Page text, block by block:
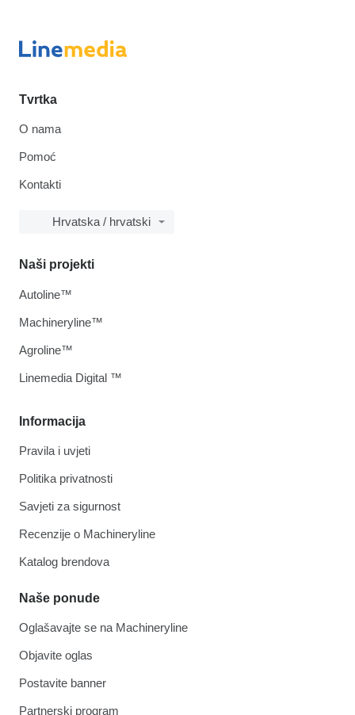
Tvrtka
O nama
Pomoć
Kontakti
Hrvatska / hrvatski
Informacija
Pravila i uvjeti
Politika privatnosti
Savjeti za sigurnost
Recenzije o Machineryline
Katalog brendova
Naše ponude
Oglašavajte se na Machineryline
Objavite oglas
Postavite banner
Partnerski program
Naši projekti
Autoline™
Machineryline™
Agroline™
Linemedia Digital ™